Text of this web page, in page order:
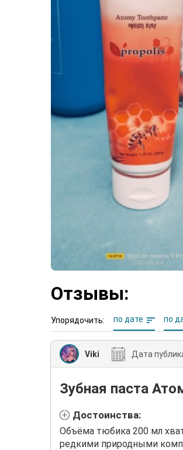
Отзывы:
Упорядочить: по дате по
Viki Дата
Зубная паста
Достоинства:
Объёма тюбика 200 мл
редкими природными